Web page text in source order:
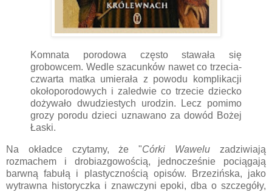
Komnata porodowa często stawała się
grobowcem. Wedle szacunków nawet co trzecia-
czwarta matka umierała z powodu komplikacji
okołoporodowych i zaledwie co trzecie dziecko
dożywało dwudziestych urodzin. Lecz pomimo
grozy porodu dzieci uznawano za dowód Bożej
Łaski.
Na okładce czytamy, że "Córki Wawelu zadziwiają
rozmachem i drobiazgowością, jednocześnie pociągają
barwną fabułą i plastycznością opisów. Brzezińska, jako
wytrawna historyczka i znawczyni epoki, dba o szczegóły,